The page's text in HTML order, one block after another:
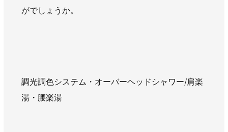
がでしょうか。
調光調色システム・オーバーヘッドシャワー/肩楽
湯・腰楽湯